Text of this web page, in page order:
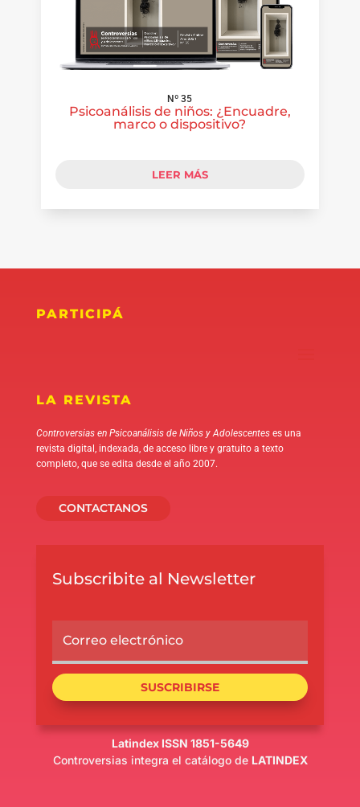
Nº 35
Psicoanálisis de niños: ¿Encuadre,
marco o dispositivo?
LEER MÁS
PARTICIPÁ
LA REVISTA
Controversias en Psicoanálisis de Niños y Adolescenteses una
revista digital, indexada, de acceso libre y gratuito a texto
completo, que se edita desde el año 2007.
CONTACTANOS
Subscribite al Newsletter
SUSCRIBIRSE
Latindex ISSN 1851-5649
Controversias integra el catálogo de LATINDEX